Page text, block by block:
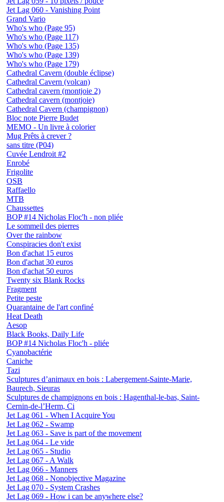
Jet Lag 060 - Vanishing Point
Grand Vario
Who's who (Page 95)
Who's who (Page 117)
Who's who (Page 135)
Who's who (Page 139)
Who's who (Page 179)
Cathedral Cavern (double éclipse)
Cathedral Cavern (volcan)
Cathedral cavern (montjoie 2)
Cathedral cavern (montjoie)
Cathedral Cavern (champignon)
Bloc note Pierre Budet
MEMO - Un livre à colorier
Mug Prêts à crever ?
sans titre (P04)
Cuvée Lendroit #2
Enrobé
Frigolite
OSB
Raffaello
MTB
Chaussettes
BOP #14 Nicholas Floc'h - non pliée
Le sommeil des pierres
Over the rainbow
Conspiracies don't exist
Bon d'achat 15 euros
Bon d'achat 30 euros
Bon d'achat 50 euros
Twenty six Blank Rocks
Fragment
Petite peste
Quarantaine de l'art confiné
Heat Death
Aesop
Black Books, Daily Life
BOP #14 Nicholas Floc'h - pliée
Cyanobactérie
Caniche
Tazi
Sculptures d’animaux en bois : Labergement-Sainte-Marie,
Baurech, Sieuras
Sculptures de champignons en bois : Hagenthal-le-bas, Saint-
Cernin-de-l’Herm, Ci
Jet Lag 061 - When I Acquire You
Jet Lag 062 - Swamp
Jet Lag 063 - Save is part of the movement
Jet Lag 064 - Le vide
Jet Lag 065 - Studio
Jet Lag 067 - A Walk
Jet Lag 066 - Manners
Jet Lag 068 - Nonobjective Magazine
Jet Lag 070 - System Crashes
Jet Lag 069 - How i can be anywhere else?